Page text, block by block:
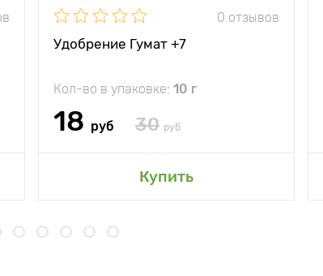
0 отзывов
Удобрение Гумат +7
Кол-во в упаковке: 10 г
18 руб 30 руб
Купить